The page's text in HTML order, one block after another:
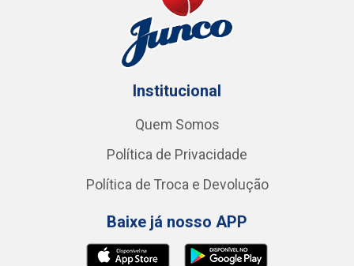
Institucional
Quem Somos
Política de Privacidade
Política de Troca e Devolução
Baixe já nosso APP